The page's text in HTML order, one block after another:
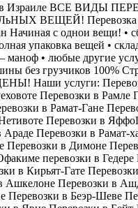
в Израиле ВСЕ ВИДЫ
ВЕЩЕЙ! Перевозка
Начиная с однои вещи! •
упаковка вещей •
маноф • любые другие
без грузчиков 100%
Наши услуги:
Перевозки в Рамле
в Рамат-Гане
Перевозки в
Араде Перевозки в Рамат-
Перевозки в Димоне
перевозки в Гедере
в Кирьят-Гате
Ашкелоне Перевозки в
Перевозки в Беэр-Шеве